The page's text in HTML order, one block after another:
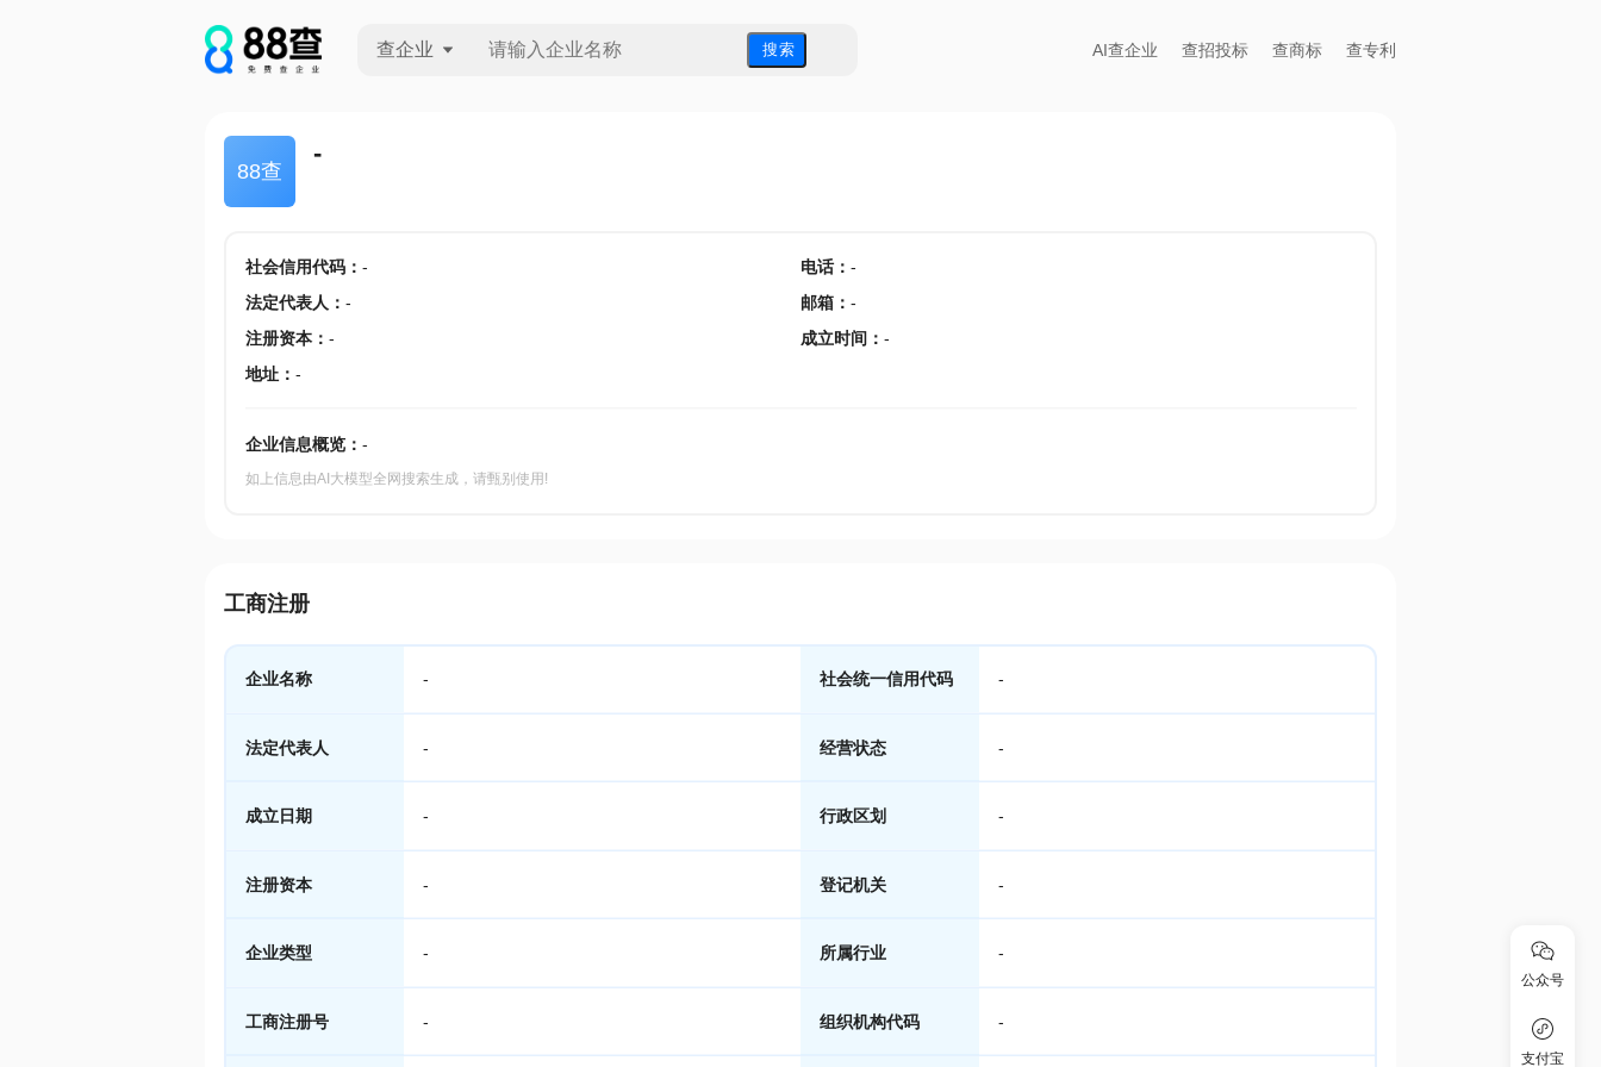
查企业 搜 索 AI查企业 查招投标 查商标 查专利
88查
-
社会信用代码： - 电话： -
法定代表人 ： - 邮箱 ： -
注册资本： - 成立时间 ： -
地址： -
企业信息概览： -
如上信息由AI大模型全网搜索生成，请甄别使用!
工商注册
企业名称 - 社会统一信用代码 -
法定代表人 - 经营状态 -
成立日期 - 行政区划 -
注册资本 - 登记机关 -
企业类型 - 所属行业 -
工商注册号 - 组织机构代码 -
公众号
支付宝